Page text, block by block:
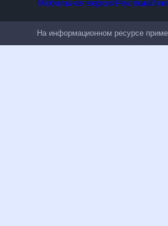
Мобильная версияРеклама
На информационном ресурсе